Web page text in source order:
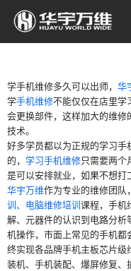
学手机维修多久可以出师， 华
学手机维修不能仅仅在店里学
会更换部件，这样加大的维
技术。
好多学员都以为正规的学习
的， 学习手机维修只需要两个
是可以安排就业，如果不想打
华宇万维作为专业的维修团队
训、电脑维修培训课程，手机
解、元器件的认识到电路分
机操作，市面上常见的手机
终实现各品牌手机主板芯片
装机、手机装配、爆屏修复